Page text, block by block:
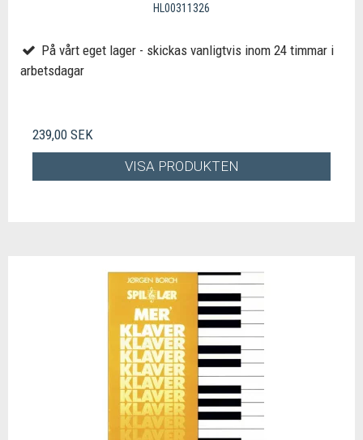
HL00311326
På vårt eget lager - skickas vanligtvis inom 24 timmar i
arbetsdagar
239,00 SEK
VISA PRODUKTEN